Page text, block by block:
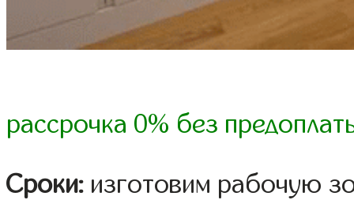
рассрочка 0% без
Сроки: изготовим рабочую